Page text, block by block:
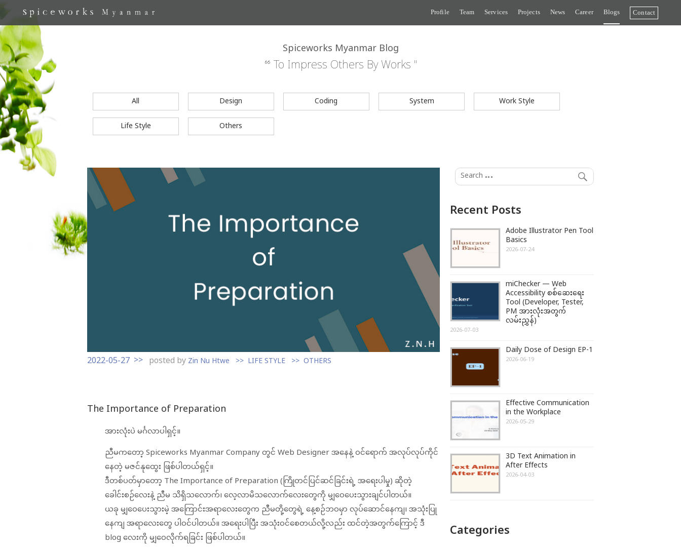
Profile Team Services Projects News Career Blogs Contact
Spiceworks Myanmar Blog
“ To Impress Others By Works "
All Design Coding System
Work Style
Life Style
Others
S
k
2022-05-27
posted byZin Nu Htwe LIFE STYLE OTHERS
The Importance of Preparation
အားလုံးပဲ မင်္ဂလာပါရှင့်။
ညီမကတော့ Spiceworks Myanmar Company တွင် Web Designer အနေနဲ့ ဝင်ရောက် အလုပ်လုပ်ကိုင်
နေတဲ့ မဇင်နုထွေး ဖြစ်ပါတယ်ရှင့်။
ဒီတစ်ပတ်မှာတော့ The Importance of Preparation (ကြိုတင်ပြင်ဆင်ခြင်းရဲ့ အရေးပါမှု) ဆိုတဲ့
ခေါင်းစဉ်လေးနဲ့ ညီမ သိရှိသလောက်၊ လေ့လာမိသလောက်လေးတွေကို မျှဝေပေးသွားချင်ပါတယ်။
ယခု မျှဝေပေးသွားမဲ့ အကြောင်းအရာလေးတွေက ညီမတို့တွေရဲ့ နေ့စဉ်ဘဝမှာ လုပ်ဆောင်နေကျ၊ အသုံးပြု
နေကျ အရာလေးတွေ ပါဝင်ပါတယ်။ အရေးပါပြီး အသုံးဝင်စေတယ်လို့လည်း ထင်တဲ့အတွက်ကြောင့် ဒီ
blog လေးကို မျှဝေလိုက်ရခြင်း ဖြစ်ပါတယ်။
Recent Posts
Adobe Illustrator Pen Tool
Basics
2026-07-24
miChecker — Web
Accessibility စစ်ဆေးရေး
Tool (Developer, Tester,
PM အားလုံးအတွက်
လမ်းညွှန်)
2026-07-03
Daily Dose of Design EP-1
2026-06-19
Effective Communication
in the Workplace
2026-05-29
3D Text Animation in
After Effects
2026-04-03
Categories